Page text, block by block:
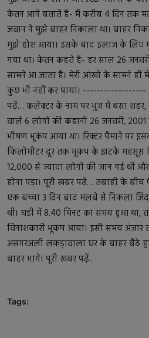
केतन आगे बताते हैं- मैं करीब 4 दिन तक
जवान ने मुझे बाहर निकाला था। बाहर
मुझे होश आया। इसके बाद इलाज के लिए
गया था। केतन कहते हैं- हर साल 26
सामने आ जाता है। मेरी आंखों के सामने ही
कुछ भी नहीं कर पाया।
पढ़ें… कलेक्टर के नाम पर भुज में बसा
वाले 6 लोगों की कहानी 26 जनवरी,
भीषण भूकंप आया था। रिक्टर पैमाने पर
किलोमीटर दूर तक भूकंप के झटके महसूस
12,000 से ज्यादा लोगों की जान गई थी
होना पड़ा। पूरी खबर पढ़ें… तबाही के
एक बच्चा 3 दिन बाद मलबे से निकला
थी। घड़ी में 8.40 मिनट का समय हुआ था,
विनाशकारी भूकंप आया। इसी समय अंजार
असगरअली लकड़ावाला घर के बाहर
बाहर भागे। पूरी खबर पढ़ें..
Tags: